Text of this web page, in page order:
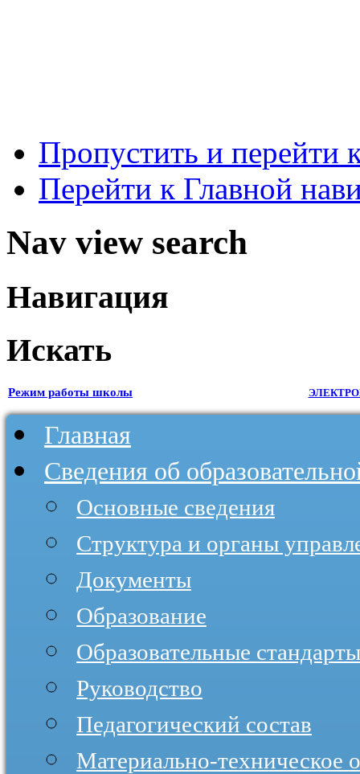
Пропустить и перейти
Перейти к Главной
Nav view search
Навигация
Искать
Режим работы школы
Главная
Сведения об
Основные сведения
Структура и органы
Документы
Образование
Образовательные
Руководство
Педагогический состав
Материально-техническое